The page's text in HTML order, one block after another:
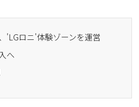
'LGロニ'体験ゾーンを運営
へ